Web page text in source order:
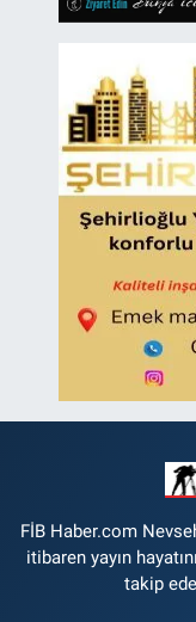
FİB Haber.com
itibaren yayın
takip